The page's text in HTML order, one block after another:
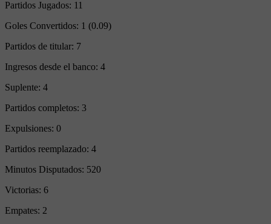
Partidos Jugados: 11
Goles Convertidos: 1 (0.09)
Partidos de titular: 7
Ingresos desde el banco: 4
Suplente: 4
Partidos completos: 3
Expulsiones: 0
Partidos reemplazado: 4
Minutos Disputados: 520
Victorias: 6
Empates: 2